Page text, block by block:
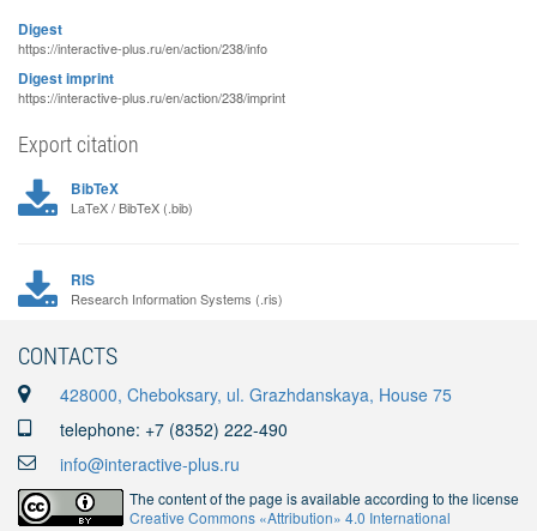
Digest
https://interactive-plus.ru/en/action/238/info
Digest imprint
https://interactive-plus.ru/en/action/238/imprint
Export citation
BibTeX
LaTeX / BibTeX (.bib)
RIS
Research Information Systems (.ris)
CONTACTS
428000, Cheboksary, ul. Grazhdanskaya, House 75
telephone: +7 (8352) 222-490
info@interactive-plus.ru
The content of the page is available according to the license
Creative Commons «Attribution» 4.0 International